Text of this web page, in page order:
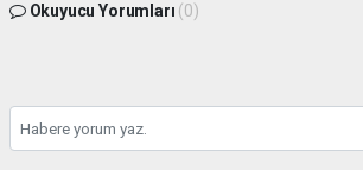
Okuyucu Yorumları (0)